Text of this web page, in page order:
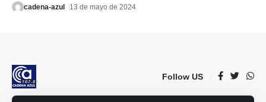
cadena-azul 13 de mayo de 2024
Follow US